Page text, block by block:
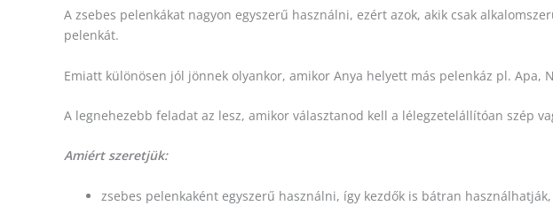
A zsebes pelenkákat nagyon egyszerű használni, ezért azok, akik csak
pelenkát.
Emiatt különösen jól jönnek olyankor, amikor Anya helyett más pelenkáz pl. Apa,
A legnehezebb feladat az lesz, amikor választanod kell a lélegzetelállítóan szép
Amiért szeretjük:
zsebes pelenkaként egyszerű használni, így kezdők is bátran használhatják,